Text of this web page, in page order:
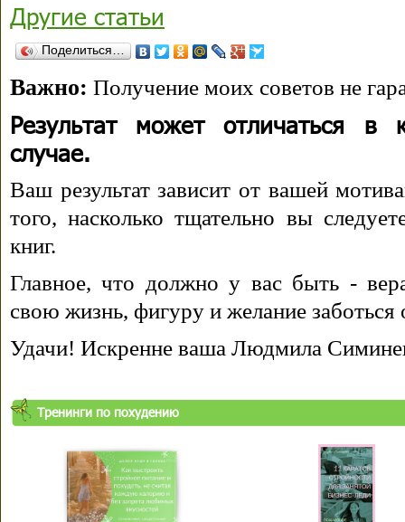
Другие статьи
Поделиться…
Важно: Получение моих советов не
Результат может отличаться в
случае.
Ваш результат зависит от вашей
того, насколько тщательно вы
книг.
Главное, что должно у вас быть -
свою жизнь, фигуру и желание заботься
Удачи! Искренне ваша Людмила
Тренинги по похудению